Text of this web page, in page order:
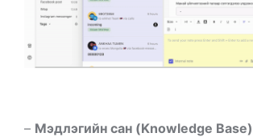
– Мэдлэгийн сан (Knowledge